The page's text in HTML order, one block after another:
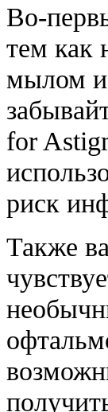
Во-
тем как
мылом и
for
риск
Также